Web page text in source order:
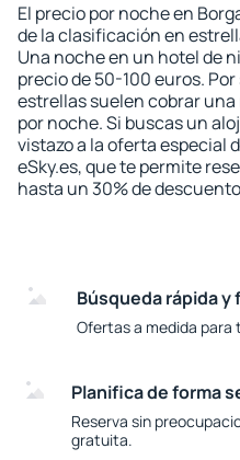
El precio por noche en
de la clasificación en
Una noche en un hotel de
precio de 50-100 euros.
estrellas suelen cobrar una
por noche. Si buscas un
vistazo a la oferta especial
eSky.es, que te permite
hasta un 30% de
Búsqueda rápida y
Ofertas a medida
Planifica de forma
Reserva sin
gratuita.